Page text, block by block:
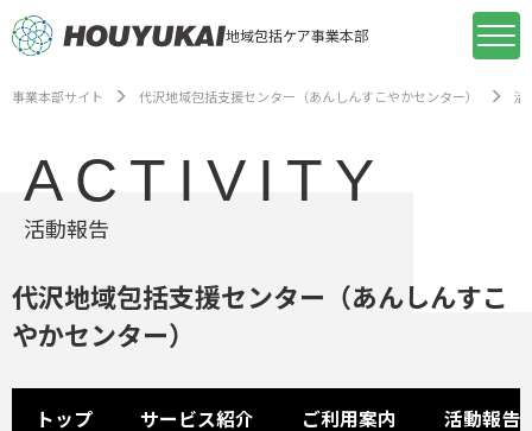
地域包括ケア事業本部
事業本部サイト 代沢地域包括支援センター（あんしんすこやかセンター） 活
ACTIVITY
活動報告
代沢地域包括支援センター（あんしんすこ
やかセンター）
トップ サービス紹介 ご利用案内 活動報告